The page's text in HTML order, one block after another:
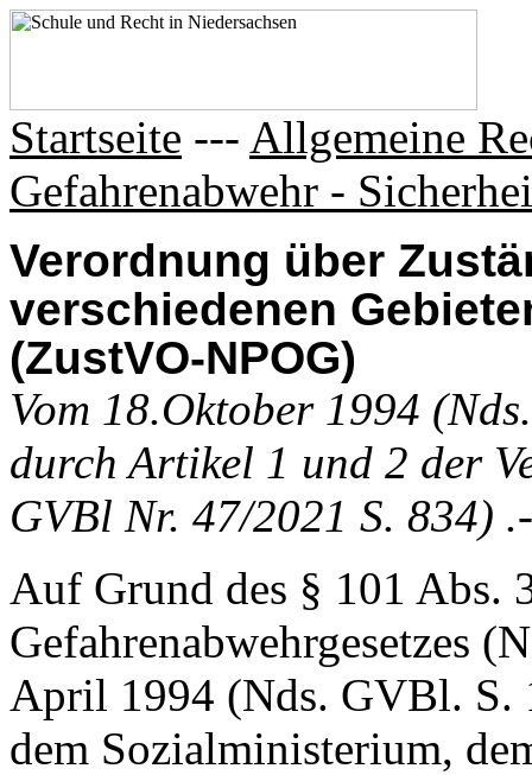
Startseite --- Allgemeine
Gefahrenabwehr -
Verordnung über
verschiedenen
(ZustVO-NPOG)
Vom 18.Oktober 1994
durch Artikel 1 und 2 der
GVBl Nr. 47/2021 S. 834)
Auf Grund des § 101 Abs.
Gefahrenabwehrgesetzes
April 1994 (Nds. GVBl. S.
dem Sozialministerium,